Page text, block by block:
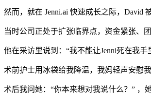
然而，就在 Jenni.ai 快速成长之际，David
当时公司正处于扩张临界点，资金紧张、
他在采访里说到：“我不能让Jenni死在我
术前护士用冰袋给我降温，我妈轻声安慰
术后我问她：“你本来想对我说什么？” ，